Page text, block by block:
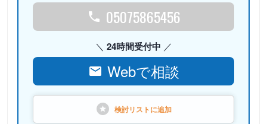
05075865456
24時間受付中
Webで相談
検討リストに追加